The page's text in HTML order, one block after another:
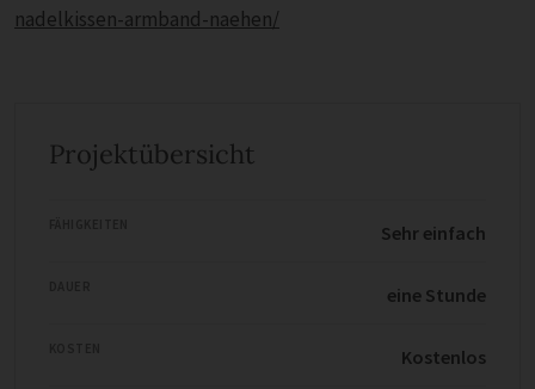
nadelkissen-armband-naehen/
Projektübersicht
Sehr einfach
eine Stunde
Kostenlos